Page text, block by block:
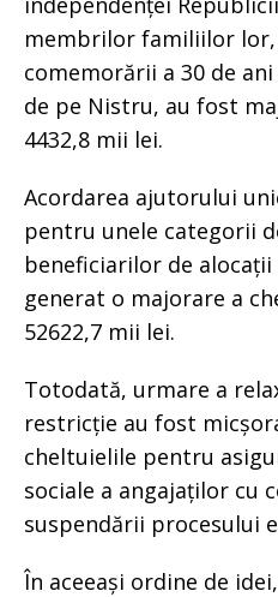
membrilor familiilor
comemorării a 30 de
de pe Nistru, au fost
4432,8 mii lei.
Acordarea ajutorului
pentru unele categorii
beneficiarilor de
generat o majorare a
52622,7 mii lei.
Totodată, urmare a
restricție au fost
cheltuielile pentru
sociale a angajaților cu
suspendării procesului
În aceeași ordine de